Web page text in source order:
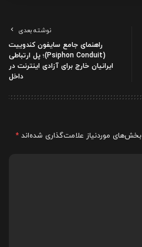
نوشته بعدی
راهنمای جامع سایفون کندوییت
(Psiphon Conduit)؛ پل ارتباطی
ایرانیان خارج برای آزادی اینترنت در
داخل
بخش‌های موردنیاز علامت‌گذاری شده‌اند *